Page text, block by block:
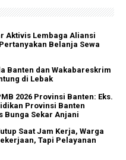
‎Aktivis Lembaga Aliansi
Belanja Sewa
Banten dan Wakabareskrim
di Lebak
2026 Provinsi Banten: Eks.
Provinsi Banten
Bunga Sekar Anjani
Saat Jam Kerja, Warga
Tapi Pelayanan